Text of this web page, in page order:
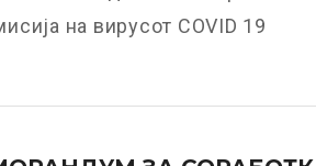
на вирусот COVID 19